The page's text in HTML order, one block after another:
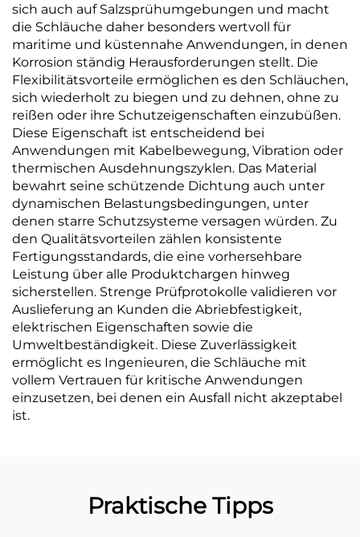
sich auch auf Salzsprühumgebungen und macht
die Schläuche daher besonders wertvoll für
maritime und küstennahe Anwendungen, in denen
Korrosion ständig Herausforderungen stellt. Die
Flexibilitätsvorteile ermöglichen es den Schläuchen,
sich wiederholt zu biegen und zu dehnen, ohne zu
reißen oder ihre Schutzeigenschaften einzubüßen.
Diese Eigenschaft ist entscheidend bei
Anwendungen mit Kabelbewegung, Vibration oder
thermischen Ausdehnungszyklen. Das Material
bewahrt seine schützende Dichtung auch unter
dynamischen Belastungsbedingungen, unter
denen starre Schutzsysteme versagen würden. Zu
den Qualitätsvorteilen zählen konsistente
Fertigungsstandards, die eine vorhersehbare
Leistung über alle Produktchargen hinweg
sicherstellen. Strenge Prüfprotokolle validieren vor
Auslieferung an Kunden die Abriebfestigkeit,
elektrischen Eigenschaften sowie die
Umweltbeständigkeit. Diese Zuverlässigkeit
ermöglicht es Ingenieuren, die Schläuche mit
vollem Vertrauen für kritische Anwendungen
einzusetzen, bei denen ein Ausfall nicht akzeptabel
ist.
Praktische Tipps